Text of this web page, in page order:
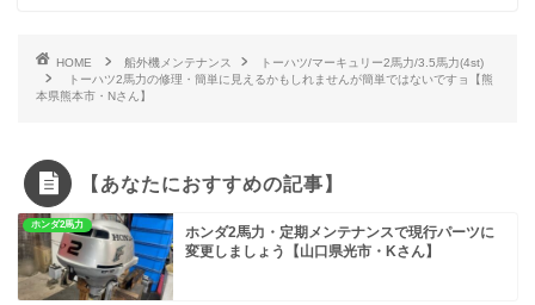
HOME 船外機メンテナンス
トーハツ/マーキュリー2馬力/3.5馬力(4st)
トーハツ2馬力の修理・簡単に見えるかもしれませんが簡単ではないですョ【熊
本県熊本市・Nさん】
【あなたにおすすめの記事】
ホンダ2馬力
ホンダ2馬力・定期メンテナンスで現行パーツに
変更しましょう【山口県光市・Kさん】